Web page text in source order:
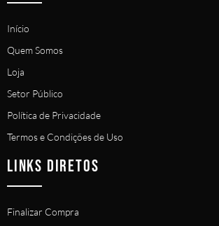
Início
Quem Somos
Loja
Setor Público
Política de Privacidade
Termos e Condições de Uso
LINKS DIRETOS
Finalizar Compra